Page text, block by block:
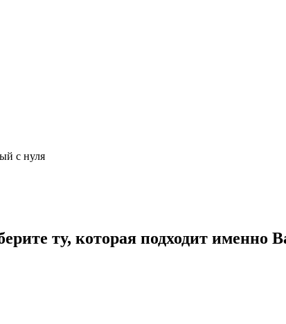
с нуля
ту, которая подходит именно